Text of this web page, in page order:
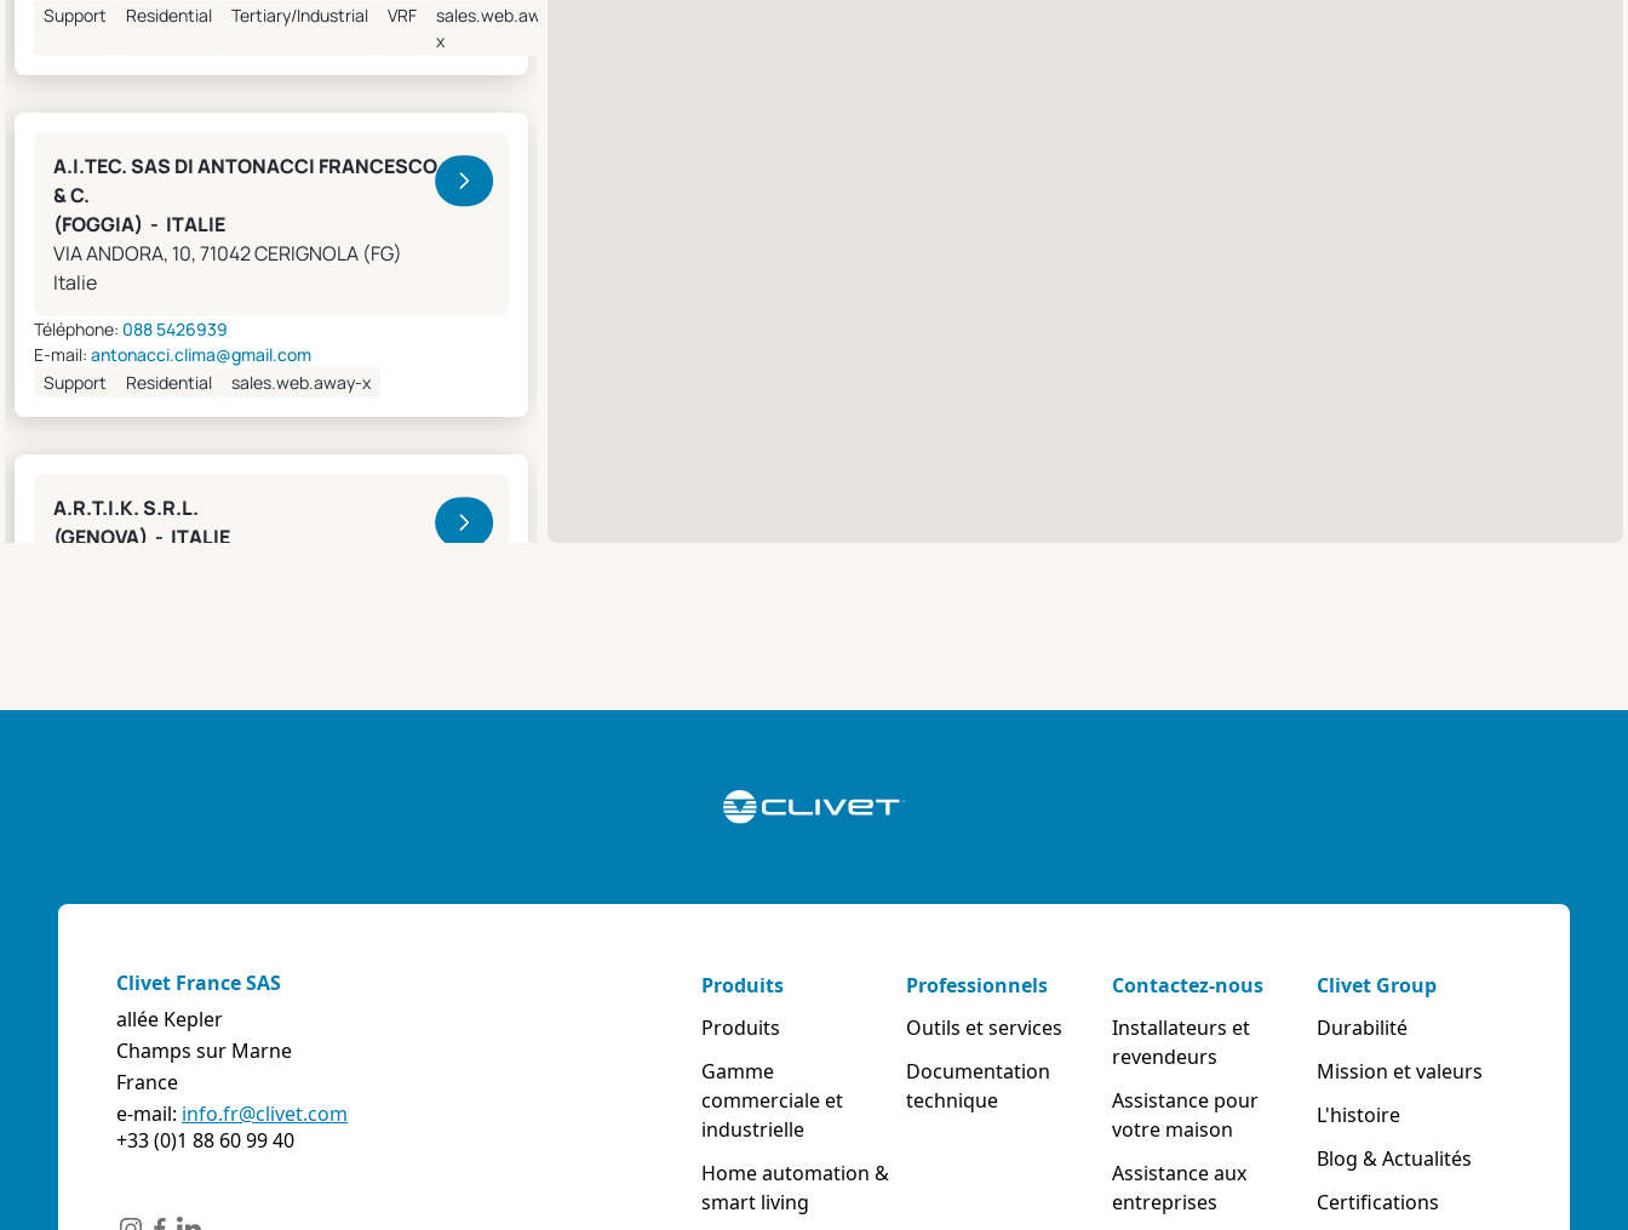
Support
Residential Tertiary/Industrial VRF
sales.web.away-
x
A.I.TEC. SAS DI ANTONACCI FRANCESCO
& C.
(FOGGIA) - ITALIE
VIA ANDORA, 10, 71042 CERIGNOLA (FG)
Italie
Téléphone: 088 5426939
E-mail: antonacci.clima@gmail.com
Support
Residential sales.web.away-x
A.R.T.I.K. S.R.L.
(GENOVA) - ITALIE
VIA MAESTRI DEL LAVORO, 4 - Z.I., 05023 BASCHI
0744/957610
0744956015
info@aziendaserviziitalia.it
Tertiary/Industrial
A.VENTI SRL
Clivet France SAS
allée Kepler
Champs sur Marne
France
e-mail: info.fr@clivet.com
+33 (0)1 88 60 99 40
Produits
Produits
Gamme
commerciale et
industrielle
Home automation &
smart living
Professionnels
Outils et services
Documentation
technique
Contactez-nous
Installateurs et
revendeurs
Assistance pour
votre maison
Assistance aux
entreprises
Clivet Group
Durabilité
Mission et valeurs
L'histoire
Blog & Actualités
Certifications